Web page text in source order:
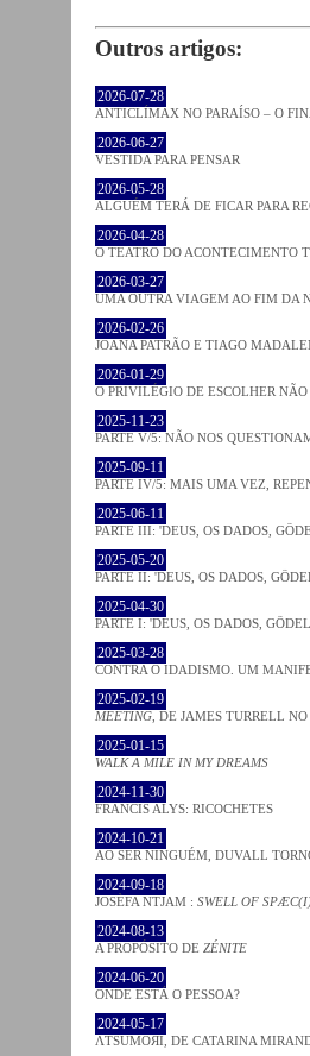
Outros artigos:
2026-07-28
ANTICLÍMAX NO PARAÍSO – O
2026-06-27
VESTIDA PARA PENSAR
2026-05-28
ALGUÉM TERÁ DE FICAR PARA
2026-04-28
O TEATRO DO ACONTECIMENTO
2026-03-27
UMA OUTRA VIAGEM AO FIM DA
2026-02-26
JOANA PATRÃO E TIAGO
2026-01-29
O PRIVILÉGIO DE ESCOLHER
2025-11-23
PARTE V/5: NÃO NOS
2025-09-11
PARTE IV/5: MAIS UMA VEZ,
2025-06-11
PARTE III: 'DEUS, OS DADOS,
2025-05-20
PARTE II: 'DEUS, OS DADOS,
2025-04-30
PARTE I: 'DEUS, OS DADOS,
2025-03-28
CONTRA O IDADISMO. UM
2025-02-19
MEETING , DE JAMES TURRELL
2025-01-15
WALK A MILE IN MY DREAMS
2024-11-30
FRANCIS ALYS: RICOCHETES
2024-10-21
AO SER NINGUÉM, DUVALL
2024-09-18
JOSÈFA NTJAM : SWELL OF
2024-08-13
A PROPÓSITO DE ZÉNITE
2024-06-20
ONDE ESTÁ O PESSOA?
2024-05-17
ΛƬSUMOЯI, DE CATARINA